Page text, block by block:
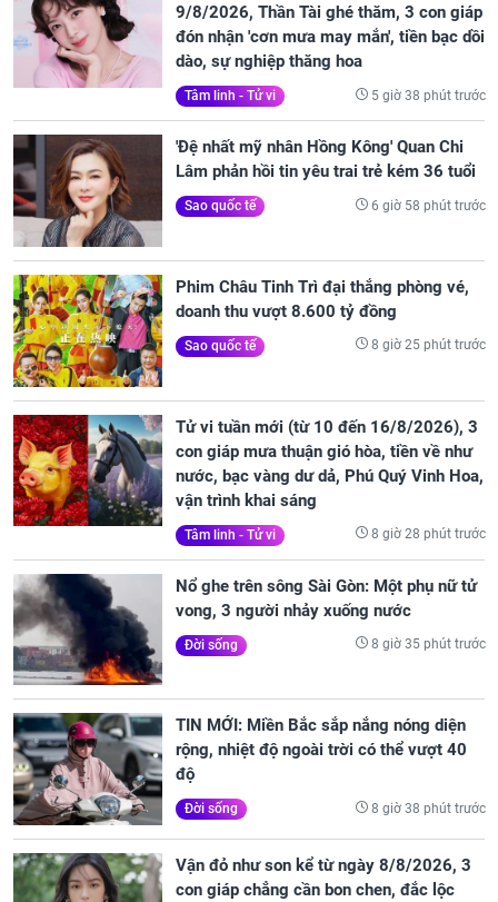
9/8/2026, Thần Tài ghé thăm, 3 con giáp
đón nhận 'cơn mưa may mắn', tiền bạc dồi
dào, sự nghiệp thăng hoa
Tâm linh - Tử vi 5 giờ 38 phút trước
'Đệ nhất mỹ nhân Hồng Kông' Quan Chi
Lâm phản hồi tin yêu trai trẻ kém 36 tuổi
Sao quốc tế 6 giờ 58 phút trước
Phim Châu Tinh Trì đại thắng phòng vé,
doanh thu vượt 8.600 tỷ đồng
Sao quốc tế 8 giờ 25 phút trước
Tử vi tuần mới (từ 10 đến 16/8/2026), 3
con giáp mưa thuận gió hòa, tiền về như
nước, bạc vàng dư dả, Phú Quý Vinh Hoa,
vận trình khai sáng
Tâm linh - Tử vi 8 giờ 28 phút trước
Nổ ghe trên sông Sài Gòn: Một phụ nữ tử
vong, 3 người nhảy xuống nước
Đời sống 8 giờ 35 phút trước
TIN MỚI: Miền Bắc sắp nắng nóng diện
rộng, nhiệt độ ngoài trời có thể vượt 40
độ
Đời sống 8 giờ 38 phút trước
Vận đỏ như son kể từ ngày 8/8/2026, 3
con giáp chẳng cần bon chen, đắc lộc